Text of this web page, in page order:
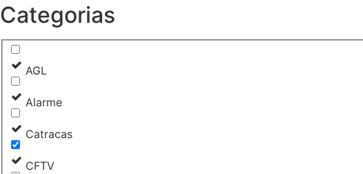
Categorias
AGL
Alarme
Catracas
CFTV